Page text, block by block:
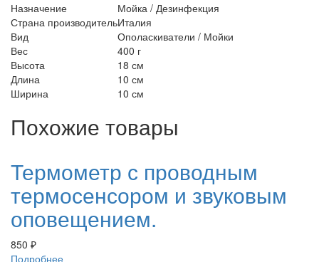
Назначение
Мойка / Дезинфекция
Страна производительИталия
Вид
Ополаскиватели / Мойки
Вес
400 г
Высота
18 см
Длина
10 см
Ширина
10 см
Похожие товары
Термометр с проводным
термосенсором и звуковым
оповещением.
850 ₽
Подробнее